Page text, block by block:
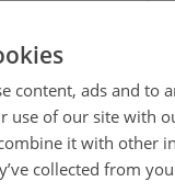
content, ads and to
use of our site with
it with other
collected from